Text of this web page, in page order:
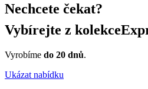
Nechcete čekat?
Vybírejte z kolekce
Vyrobíme do 20 dnů.
Ukázat nabídku